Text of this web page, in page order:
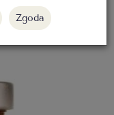
Zgoda